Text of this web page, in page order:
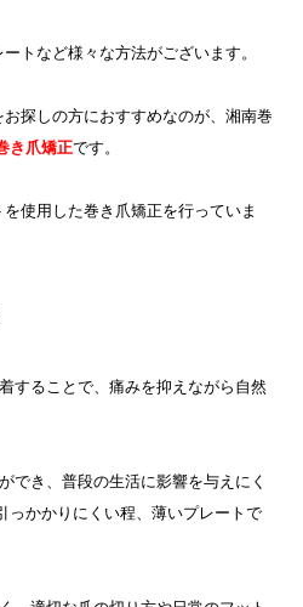
トなど様々な方法がございます。
探しの方におすすめなのが、湘南巻
き爪矯正です。
使用した巻き爪矯正を行っていま
することで、痛みを抑えながら自然
でき、普段の生活に影響を与えにく
っかかりにくい程、薄いプレートで